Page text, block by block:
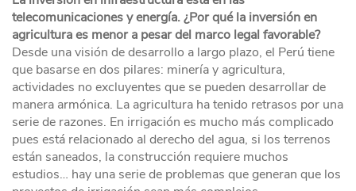
telecomunicaciones y energía. ¿Por qué la inversión en
agricultura es menor a pesar del marco legal favorable?
Desde una visión de desarrollo a largo plazo, el Perú tiene
que basarse en dos pilares: minería y agricultura,
actividades no excluyentes que se pueden desarrollar de
manera armónica. La agricultura ha tenido retrasos por una
serie de razones. En irrigación es mucho más complicado
pues está relacionado al derecho del agua, si los terrenos
están saneados, la construcción requiere muchos
estudios… hay una serie de problemas que generan que los